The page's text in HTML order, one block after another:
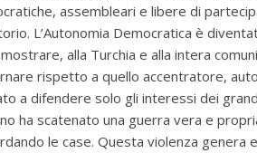
assembleari e libere di
L’Autonomia Democratica è
alla Turchia e alla intera
rispetto a quello accentratore,
a difendere solo gli interessi dei
ha scatenato una guerra vera e
le case. Questa violenza genera